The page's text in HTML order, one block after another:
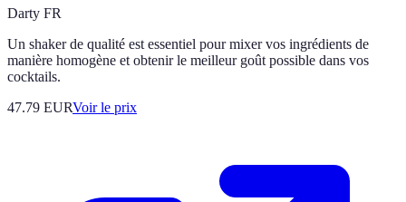
Darty FR
Un shaker de qualité est essentiel pour mixer vos ingrédients de
manière homogène et obtenir le meilleur goût possible dans vos
cocktails.
47.79 EURVoir le prix